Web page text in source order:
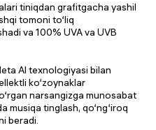
tiniqdan grafitgacha yashil
tomoni to‘liq
va 100% UVA va UVB
AI texnologiyasi bilan
ko‘zoynaklar
narsangizga munosabat
musiqa tinglash, qo‘ng‘iroq
beradi.